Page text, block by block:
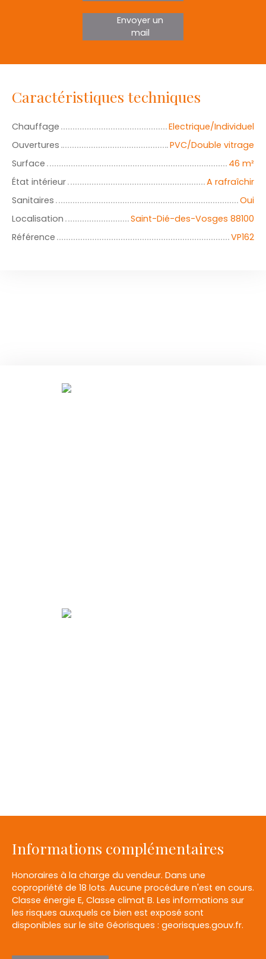
Envoyer un
mail
Caractéristiques techniques
Chauffage
Electrique/Individuel
Ouvertures
PVC/Double vitrage
Surface
46 m²
État intérieur
A rafraîchir
Sanitaires
Oui
Localisation
Saint-Dié-des-Vosges 88100
Référence
VP162
Informations complémentaires
Honoraires à la charge du vendeur. Dans une
copropriété de 18 lots. Aucune procédure n'est en cours.
Classe énergie E, Classe climat B. Les informations sur
les risques auxquels ce bien est exposé sont
disponibles sur le site Géorisques : georisques.gouv.fr.